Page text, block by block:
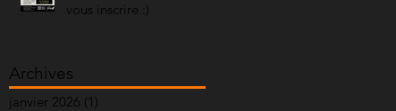
vous inscrire :)
Archives
janvier 2026 (1)